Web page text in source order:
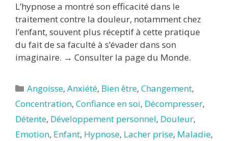
L’hypnose a montré son efficacité dans le
traitement contre la douleur, notamment chez
l’enfant, souvent plus réceptif à cette pratique
du fait de sa faculté à s’évader dans son
imaginaire. → Consulter la page du Monde.
Catégories
Angoisse,Anxiété, Bien être,Changement,
Concentration, Confiance en soi, Décompresser,
Détente, Développement personnel, Douleur,
Emotion, Enfant, Hypnose, Lacher prise, Maladie,